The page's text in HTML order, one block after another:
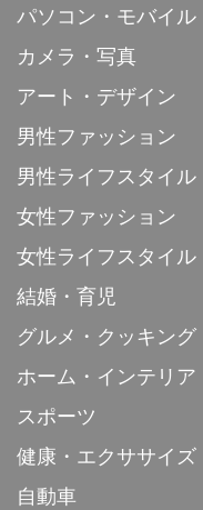
パソコン・モバイル
カメラ・写真
アート・デザイン
男性ファッション
男性ライフスタイル
女性ファッション
女性ライフスタイル
結婚・育児
グルメ・クッキング
ホーム・インテリア
スポーツ
健康・エクササイズ
自動車